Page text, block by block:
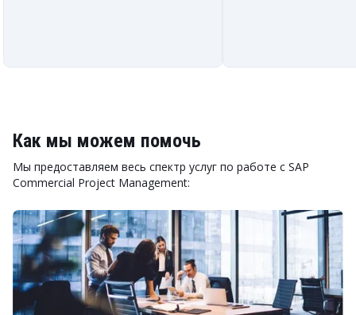
Как мы можем помочь
Мы предоставляем весь спектр услуг по работе с SAP
Commercial Project Management: